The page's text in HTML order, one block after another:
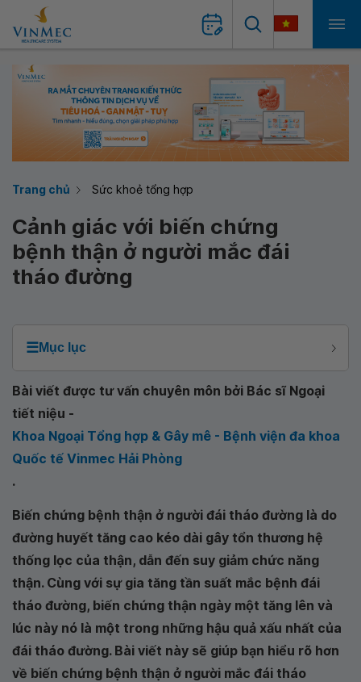
Trang chủ Sức khoẻ tổng hợp
Cảnh giác với biến chứng
bệnh thận ở người mắc đái
tháo đường
☰Mục lục
Bài viết được tư vấn chuyên môn bởi Bác sĩ Ngoại
tiết niệu -
Khoa Ngoại Tổng hợp & Gây mê - Bệnh viện đa khoa
Quốc tế Vinmec Hải Phòng
.
Biến chứng bệnh thận ở người đái tháo đường là do
đường huyết tăng cao kéo dài gây tổn thương hệ
thống lọc của thận, dẫn đến suy giảm chức năng
thận. Cùng với sự gia tăng tần suất mắc bệnh đái
tháo đường, biến chứng thận ngày một tăng lên và
lúc này nó là một trong những hậu quả xấu nhất của
đái tháo đường. Bài viết này sẽ giúp bạn hiểu rõ hơn
về biến chứng bệnh thận ở người mắc đái tháo